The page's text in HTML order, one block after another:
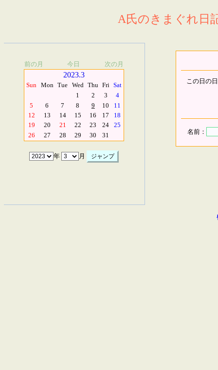
A氏のきまぐれ日
前の月 今日 次の月
2023.3
Sun Mon Tue Wed Thu Fri Sat
1
2 3
4
5
6 7 8 9 10
11
12
13 14 15 16 17
18
19
20 21 22 23 24
25
26
27 28 29 30 31
年 月
この日の
名前：